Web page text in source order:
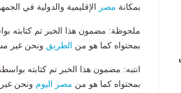
بمكانة مصر الإقليمية والدولية في
ملحوظة: مضمون هذا الخبر تم كتابته
بمحتواه كما هو من
الطريق ونحن غير
انتبه: مضمون هذا الخبر تم كتابته
بمحتواه كما هو من مصر اليوم ونحن